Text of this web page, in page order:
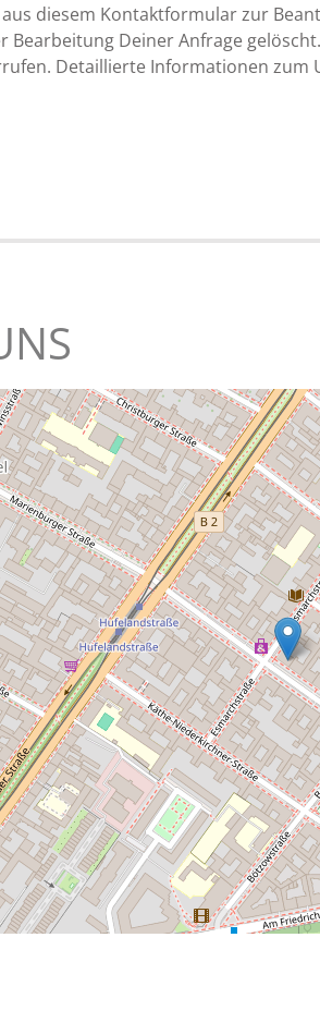
diesem Kontaktformular zur
Bearbeitung Deiner Anfrage
Detaillierte Informationen zum